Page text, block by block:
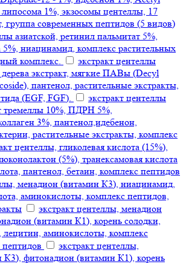
1%, экзосомы центеллы, 17
группа современных пептидов (5 видов)
азиатской, ретинил пальмитат 5%,
5%, ниацинамид, комплекс растительных
комплекс.
экстракт центеллы
дерева экстракт, мягкие ПАВы (Decyl
пантенол, растительные экстракты,
(EGF, FGF).
экстракт центеллы
тремеллы 10%, ПДРН 5%,
3%, пантенол,идебенон,
растительные экстракты, комплекс
центеллы, гликолевая кислота (15%),
(5%), транексамовая кислота
пантенол, бетаин, комплекс пептидов
менадион (витамин К3), ниацинамид,
аминокислоты, комплекс пептидов,
экстракт центеллы, менадион
(витамин К1), корень солодки,
лецитин, аминокислоты, комплекс
экстракт центеллы,
К3), фитонадион (витамин К1), корень